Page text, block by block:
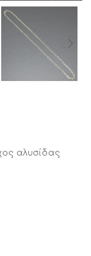
αλυσίδας